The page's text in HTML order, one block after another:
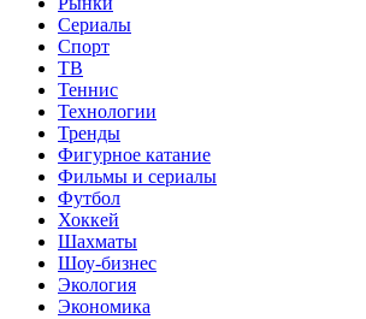
Сериалы
Спорт
ТВ
Теннис
Технологии
Тренды
Фигурное катание
Фильмы и сериалы
Футбол
Хоккей
Шахматы
Шоу-бизнес
Экология
Экономика